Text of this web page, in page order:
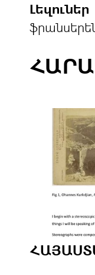
Լեզուներ